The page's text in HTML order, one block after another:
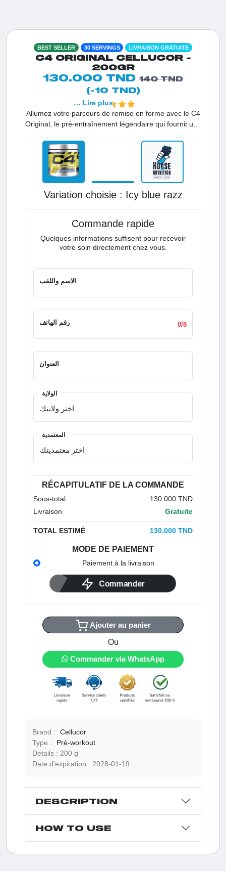
BEST SELLER 30 SERVINGS LIVRAISON GRATUITE
C4 ORIGINAL CELLUCOR -
200GR
130.000 TND 140 TND
(-10 TND)
Allumez votre parcours de remise en forme avec le C4
Original, le pré-entraînement légendaire qui fournit une
soyez débutant ou athlète confirmé en Tunisie, le C4
est conçu pour vous offrir ce coup de pouce
supplémentaire indispensable pour surmonter la
fatigue. Grâce à ses ingrédients brevetés et 20 ans
séance intense, garantissant une performance
maximale et une vitalité sans faille.
… Lire plus
Variation choisie : icy blue razz
Commande rapide
Quelques informations suffisent pour recevoir
votre soin directement chez vous.
الاسم واللقب
رقم الهاتف 0/8
العنوان
الولاية
المعتمدية
RÉCAPITULATIF DE LA COMMANDE
Sous-total
130.000 TND
Livraison
Gratuite
TOTAL ESTIMÉ 130.000 TND
MODE DE PAIEMENT
Paiement à la livraison
Commander
Ajouter au panier
Ou
Commander via WhatsApp
Brand :
Cellucor
Type :
Pré-workout
Details :
200 g
Date d'expiration : 2028-01-19
DESCRIPTION
HOW TO USE